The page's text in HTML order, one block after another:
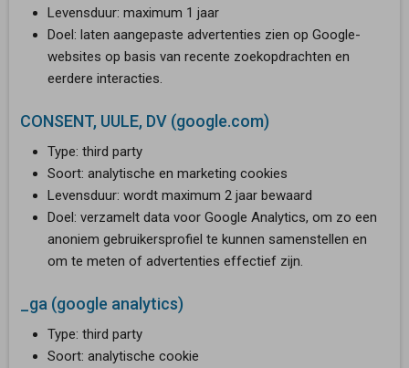
Levensduur: maximum 1 jaar
Doel: laten aangepaste advertenties zien op Google-
websites op basis van recente zoekopdrachten en
eerdere interacties.
CONSENT, UULE, DV (google.com)
Type: third party
Soort: analytische en marketing cookies
Levensduur: wordt maximum 2 jaar bewaard
Doel: verzamelt data voor Google Analytics, om zo een
anoniem gebruikersprofiel te kunnen samenstellen en
om te meten of advertenties effectief zijn.
_ga (google analytics)
Type: third party
Soort: analytische cookie